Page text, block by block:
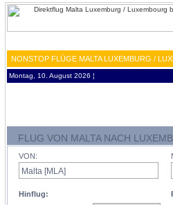
NONSTOP FLÜGE MALTA LUXEMBURG /
Montag, 10. August 2026 ¦
FLUG VON MALTA NACH
VON:
Hinflug: